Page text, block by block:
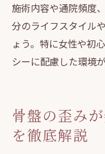
施術内容や通院頻度
分のライフスタイル
ょう。特に女性や初
シーに配慮した環境
骨盤の歪み
を徹底解説